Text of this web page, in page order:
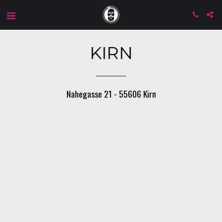
KIRN
Nahegasse 21 - 55606 Kirn